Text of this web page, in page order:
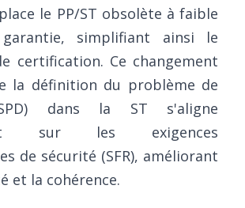
le PP/ST obsolète à faible
simplifiant ainsi le
certification. Ce changement
la définition du problème de
dans la ST s'aligne
sur les exigences
de sécurité (SFR), améliorant
et la cohérence.